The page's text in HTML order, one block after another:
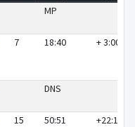
MP
7 18:40 + 3:00
DNS
15 50:51 +22:12